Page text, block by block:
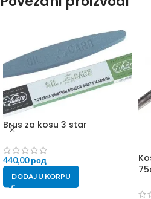
Brus za kosu 3 star
440,00рсд
DODAJ U KORPU